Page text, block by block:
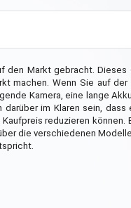
den Markt gebracht.
machen. Wenn Sie auf der
Kamera, eine lange
im Klaren sein, dass
reduzieren können.
die verschiedenen